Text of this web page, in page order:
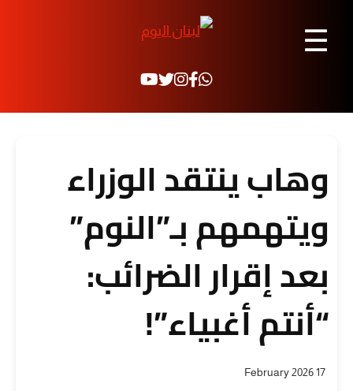
☰
وهاب ينتقد الوزراء
ويتهمهم بـ”النوم”
بعد إقرار الضرائب:
“أنتم أغبياء”!
17 February 2026